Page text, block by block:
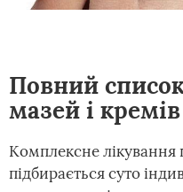
Повний
мазей і кремів
Комплексне лікування
підбирається суто